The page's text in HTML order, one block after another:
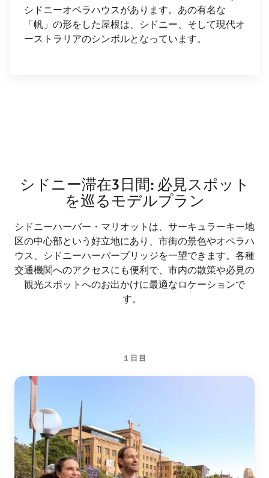
シドニーオペラハウスがあります。あの有名な
「帆」の形をした屋根は、シドニー、そして現代オ
ーストラリアのシンボルとなっています。
シドニー滞在3日間: 必見スポット
を巡るモデルプラン
シドニーハーバー・マリオットは、サーキュラーキー地
区の中心部という好立地にあり、市街の景色やオペラハ
ウス、シドニーハーバーブリッジを一望できます。各種
交通機関へのアクセスにも便利で、市内の散策や必見の
観光スポットへのお出かけに最適なロケーションで
す。
１日目